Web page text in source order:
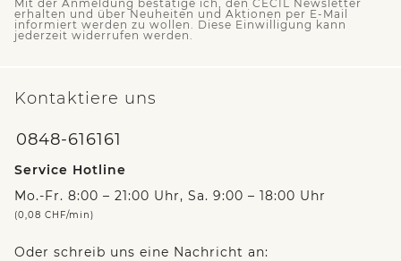
Mit der Anmeldung bestätige ich, den CECIL Newsletter
erhalten und über Neuheiten und Aktionen per E-Mail
informiert werden zu wollen. Diese Einwilligung kann
jederzeit widerrufen werden.
Kontaktiere uns
0848-616161
Service Hotline
Mo.-Fr. 8:00 – 21:00 Uhr, Sa. 9:00 – 18:00 Uhr
(0,08 CHF/min)
Oder schreib uns eine Nachricht an: